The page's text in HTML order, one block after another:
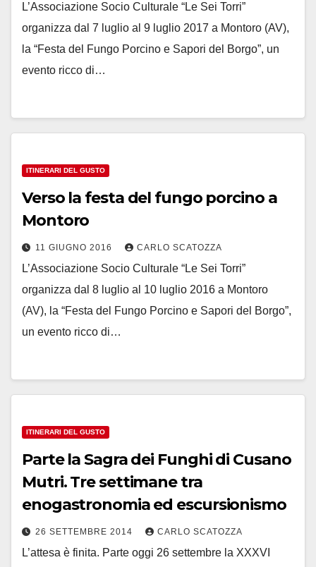
L’Associazione Socio Culturale “Le Sei Torri”
organizza dal 7 luglio al 9 luglio 2017 a Montoro (AV),
la “Festa del Fungo Porcino e Sapori del Borgo”, un
evento ricco di…
ITINERARI DEL GUSTO
Verso la festa del fungo porcino a
Montoro
11 GIUGNO 2016 CARLO SCATOZZA
L’Associazione Socio Culturale “Le Sei Torri”
organizza dal 8 luglio al 10 luglio 2016 a Montoro
(AV), la “Festa del Fungo Porcino e Sapori del Borgo”,
un evento ricco di…
ITINERARI DEL GUSTO
Parte la Sagra dei Funghi di Cusano
Mutri. Tre settimane tra
enogastronomia ed escursionismo
26 SETTEMBRE 2014 CARLO SCATOZZA
L’attesa è finita. Parte oggi 26 settembre la XXXVI